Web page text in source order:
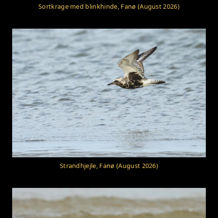
Sortkrage med blinkhinde, Fanø (August 2026)
Strandhjejle, Fanø (August 2026)